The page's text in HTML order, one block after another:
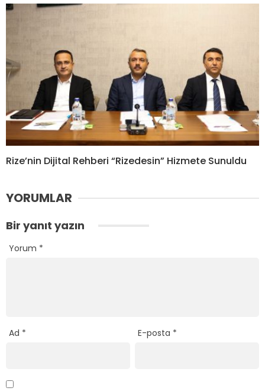
Rize’nin Dijital Rehberi “Rizedesin” Hizmete Sunuldu
YORUMLAR
Bir yanıt yazın
Yorum *
Ad * E-posta *